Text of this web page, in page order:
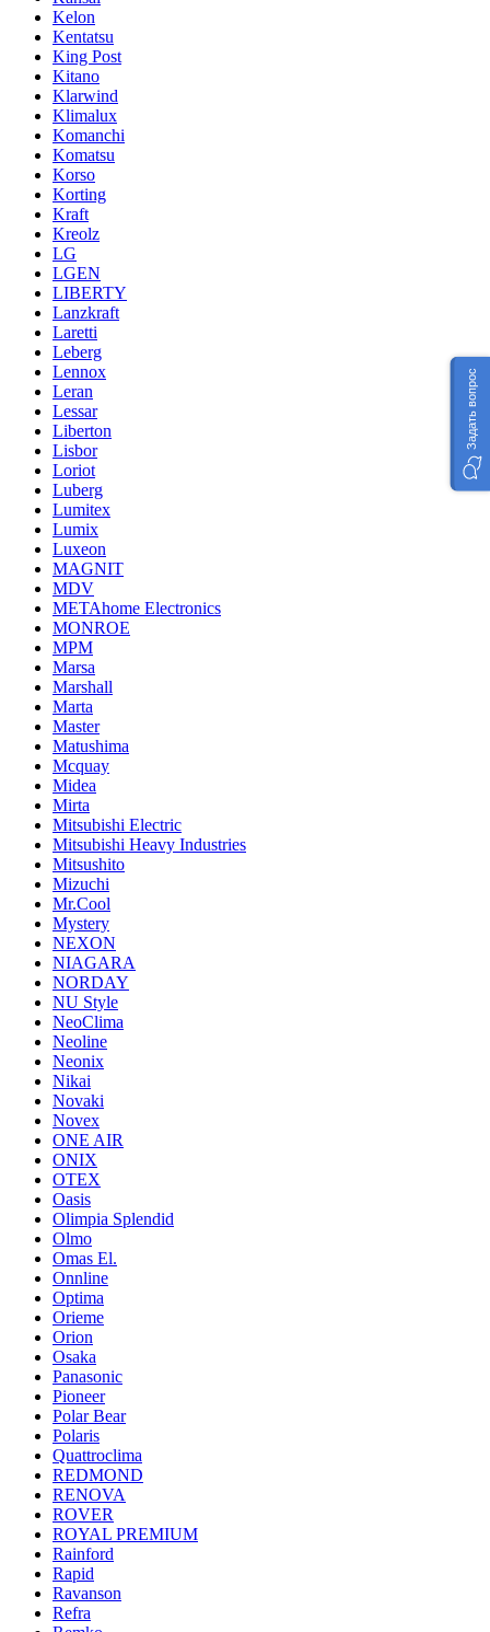
Kelon
Kentatsu
King Post
Kitano
Klarwind
Klimalux
Komanchi
Komatsu
Korso
Korting
Kraft
Kreolz
LG
LGEN
LIBERTY
Lanzkraft
Laretti
Leberg
Lennox
Leran
Lessar
Liberton
Lisbor
Loriot
Luberg
Lumitex
Lumix
Luxeon
MAGNIT
MDV
METAhome Electronics
MONROE
MPM
Marsa
Marshall
Marta
Master
Matushima
Mcquay
Midea
Mirta
Mitsubishi Electric
Mitsubishi Heavy Industries
Mitsushito
Mizuchi
Mr.Cool
Mystery
NEXON
NIAGARA
NORDAY
NU Style
NeoClima
Neoline
Neonix
Nikai
Novaki
Novex
ONE AIR
ONIX
OTEX
Oasis
Olimpia Splendid
Olmo
Omas El.
Onnline
Optima
Orieme
Orion
Osaka
Panasonic
Pioneer
Polar Bear
Polaris
Quattroclima
REDMOND
RENOVA
ROVER
ROYAL PREMIUM
Rainford
Rapid
Ravanson
Refra
Задать вопрос